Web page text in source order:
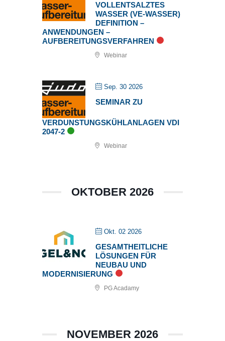
VOLLENTSALZTES
WASSER (VE-WASSER)
DEFINITION –
ANWENDUNGEN –
AUFBEREITUNGSVERFAHREN
Webinar
Sep. 30 2026
SEMINAR ZU
VERDUNSTUNGSKÜHLANLAGEN VDI
2047-2
Webinar
OKTOBER 2026
Okt. 02 2026
GESAMTHEITLICHE
LÖSUNGEN FÜR
NEUBAU UND
MODERNISIERUNG
PG Acadamy
NOVEMBER 2026